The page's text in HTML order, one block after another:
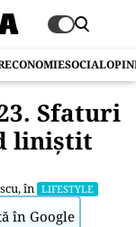
ECONOMIESOCIAL
Sfaturi
liniștit
, în LIFESTYLE
în Google